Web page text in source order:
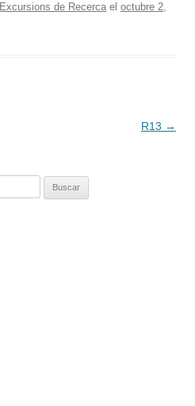
Excursions de Recerca el octubre 2,
R13 →